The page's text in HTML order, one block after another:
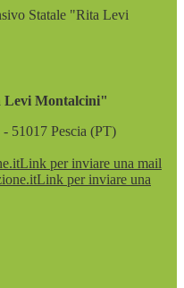
Statale "Rita Levi
Levi Montalcini"
51017 Pescia (PT)
Link per inviare una mail
Link per inviare una